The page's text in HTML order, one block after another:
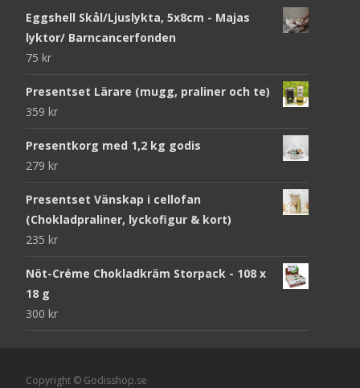
Eggshell Skål/Ljuslykta, 5x8cm - Majas
lyktor/ Barncancerfonden
75 kr
Presentset Lärare (mugg, praliner och te)
359 kr
Presentkorg med 1,2 kg godis
279 kr
Presentset Vänskap i cellofan
(Chokladpraliner, lyckofigur & kort)
235 kr
Nöt-Créme Chokladkräm Storpack - 108 x
18 g
300 kr
Copyright © Godisshop.se